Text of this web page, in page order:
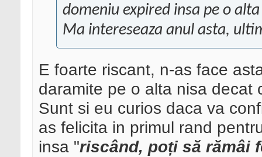
domeniu expired insa pe o
Ma intereseaza anul asta,
E foarte riscant, n-as face
daramite pe o alta nisa decat
Sunt si eu curios daca va
as felicita in primul rand
insa "riscând, poți să rămâi